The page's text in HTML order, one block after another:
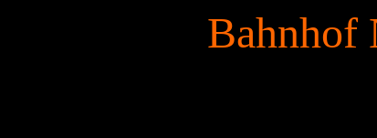
Bahnhof